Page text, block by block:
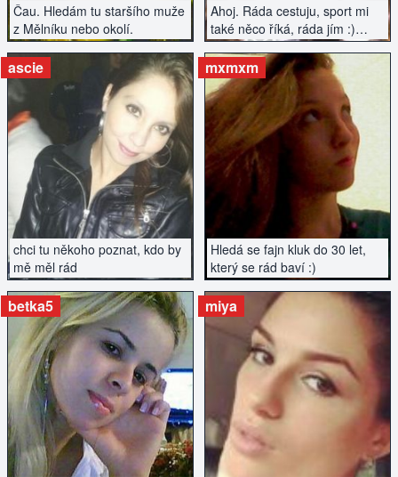
Čau. Hledám tu staršího muže
z Mělníku nebo okolí.
Ahoj. Ráda cestuju, sport mi
také něco říká, ráda jím :)
Chtěla bych poznat muže
přiměřeného věku, který hledá
spíše vážný vztah.
chci tu někoho poznat, kdo by
mě měl rád
ascie
ZOBRAZIT INZERÁT
Hledá se fajn kluk do 30 let,
který se rád baví :)
mxmxm
ZOBRAZIT INZERÁT
betka5
ZOBRAZIT INZERÁT
miya
ZOBRAZIT INZERÁT